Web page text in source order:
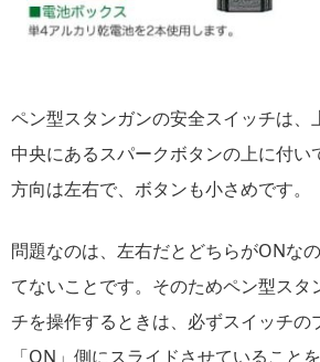
ペン型スタンガンの安全スイッチは、
中央にあるスパークボタンの上に付い
方向は左右で、ボタンも小さめです。
問題なのは、左右だとどちらがONな
てないことです。そのためペン型スタ
チを操作するときは、必ずスイッチの
「ON」側にスライドさせていること